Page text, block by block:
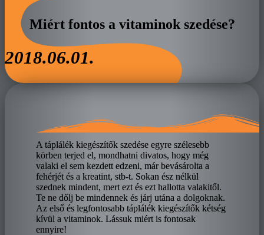
Miért fontos a vitaminok szedése?
2018.06.01.
A táplálék kiegészítők szedése egyre szélesebb
körben terjed el, mondhatni divatos, hogy még
valaki el sem kezdett edzeni, már bevásárolta a
fehérjét és a kreatint, stb-t. Sokan ész nélkül
szednek mindent, mert ezt és ezt hallotta valakitől.
Te ne dőlj be mindennek és járj utána a dolgoknak.
Az első és legfontosabb táplálék kiegészítők kétség
kívül a vitaminok. Lássuk miért is fontosak
ennyire!